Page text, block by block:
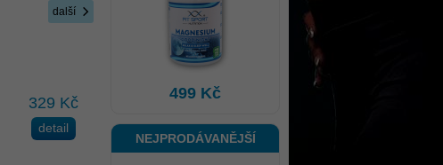
další
329 Kč
detail
499 Kč
NEJPRODÁVANĚJŠÍ